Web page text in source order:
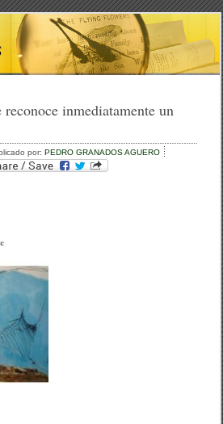
reconoce inmediatamente un
por:PEDRO GRANADOS AGUERO